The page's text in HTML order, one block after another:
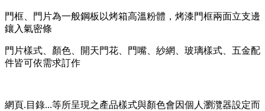
門框、門片為一般鋼板以烤箱高溫粉體，烤漆門框兩面立支邊
鑲入氣密條
門片樣式、顏色、開天門花、門嘴、紗網、玻璃樣式、五金配
件皆可依需求訂作
網頁.目錄...等所呈現之產品樣式與顏色會因個人瀏灠器設定而